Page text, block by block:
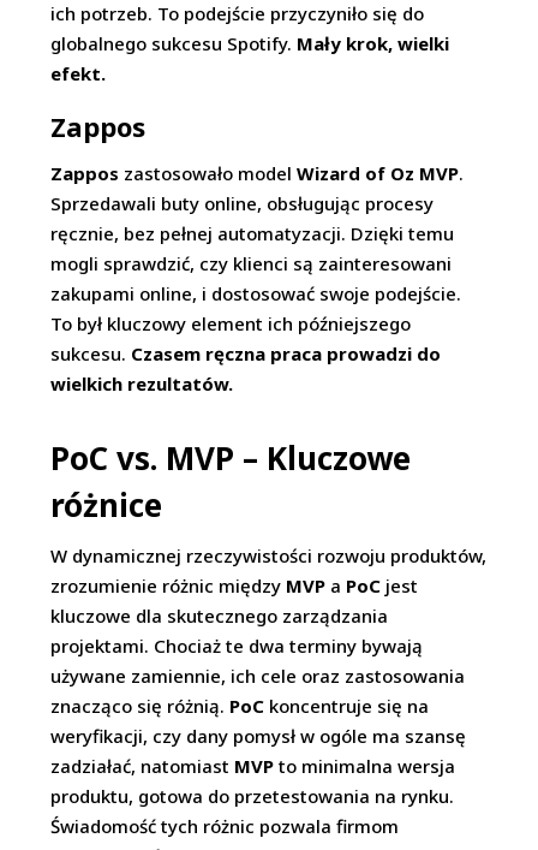
ich potrzeb. To podejście przyczyniło się do
globalnego sukcesu Spotify. Mały krok, wielki
efekt.
Zappos
Zappos zastosowało modelWizard of Oz MVP.
Sprzedawali buty online, obsługując procesy
ręcznie, bez pełnej automatyzacji. Dzięki temu
mogli sprawdzić, czy klienci są zainteresowani
zakupami online, i dostosować swoje podejście.
To był kluczowy element ich późniejszego
sukcesu. Czasem ręczna praca prowadzi do
wielkich rezultatów.
PoC vs. MVP – Kluczowe
różnice
W dynamicznej rzeczywistości rozwoju produktów,
zrozumienie różnic między MVP a PoC jest
kluczowe dla skutecznego zarządzania
projektami. Chociaż te dwa terminy bywają
używane zamiennie, ich cele oraz zastosowania
znacząco się różnią. PoC koncentruje się na
weryfikacji, czy dany pomysł w ogóle ma szansę
zadziałać, natomiast MVP to minimalna wersja
produktu, gotowa do przetestowania na rynku.
Świadomość tych różnic pozwala firmom